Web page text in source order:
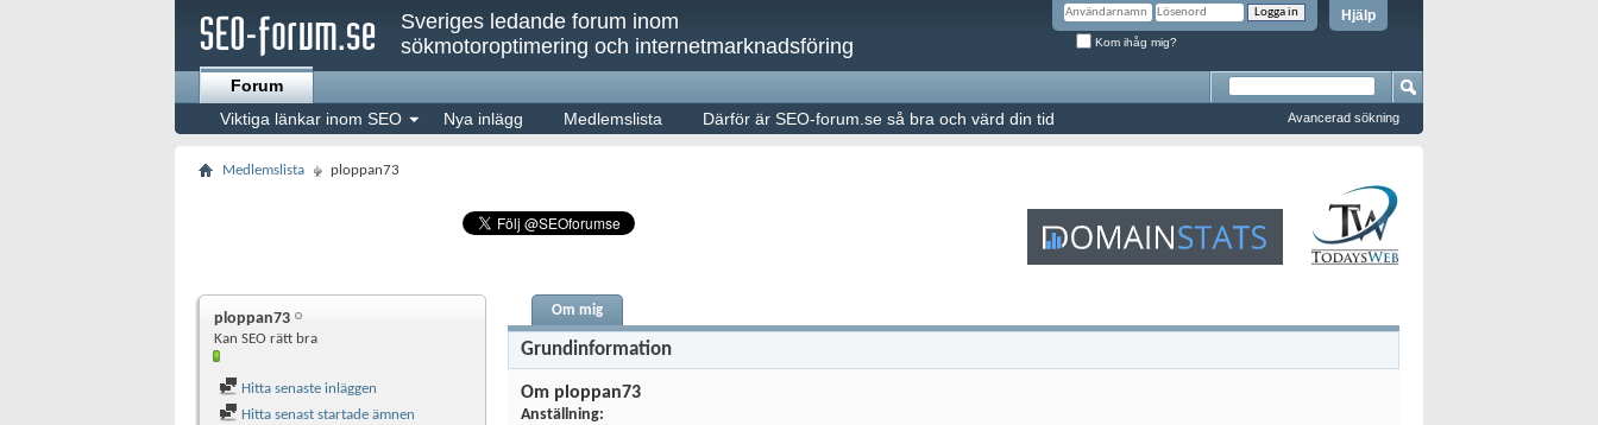
Hjälp
Kom ihåg mig?
Sveriges ledande forum inom
sökmotoroptimering och internetmarknadsföring
Forum
Viktiga länkar inom SEO
Nya inlägg Medlemslista Därför är SEO-forum.se så bra och värd din tid Avancerad sökning
Medlemslista ploppan73
ploppan73
Kan SEO rätt bra
Hitta senaste inläggen
Hitta senast startade ämnen
Om mig
Grundinformation
Om ploppan73
Anställning: